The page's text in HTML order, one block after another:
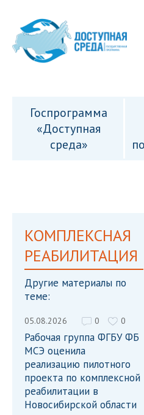
Госпрограмма
«Доступная
среда»
КОМПЛЕКСНАЯ
РЕАБИЛИТАЦИЯ
Другие материалы по
теме:
05.08.2026 0 0
Рабочая группа ФГБУ ФБ
МСЭ оценила
реализацию пилотного
проекта по комплексной
реабилитации в
Новосибирской области